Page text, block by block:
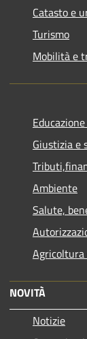
Catasto e
Turismo
Mobilità e
Giustizia e
Ambiente
Salute,
Agricoltura
NOVITÀ
Notizie